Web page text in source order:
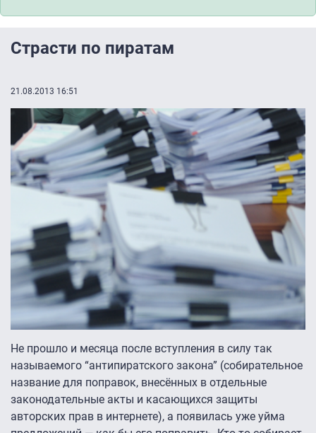
Страсти по пиратам
21.08.2013 16:51
Не прошло и месяца после вступления в силу так
называемого “антипиратского закона” (собирательное
название для поправок, внесённых в отдельные
законодательные акты и касающихся защиты
авторских прав в интернете), а появилась уже уйма